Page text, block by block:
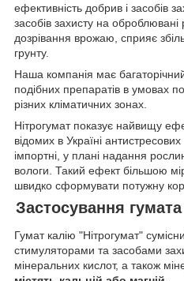
ефективність добрив і засобів
засобів захисту на
дозрівання врожаю, сприяє
грунту.
Наша компанія має
подібних препаратів в умовах
різних кліматичних зонах.
Нітрогумат показує найвищу
відомих в Україні
імпортні, у плані надання
вологи. Такий ефект більшою
швидко сформувати потужну
Застосування
Гумат калію "Нітрогумат"
стимуляторами та засобами
мінеральних кислот, а також